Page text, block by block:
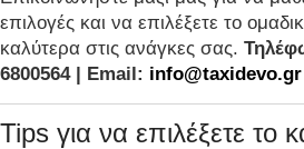
επιλογές και να επιλέξετε το
καλύτερα στις ανάγκες σας.
6800564 | Email: info@taxidevo.gr
Tips για να επιλέξετε το